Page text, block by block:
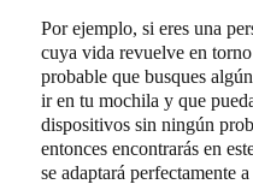
Por ejemplo, si eres una
cuya vida revuelve en
probable que busques
ir en tu mochila y que
dispositivos sin ningún
entonces encontrarás en
se adaptará perfectamente